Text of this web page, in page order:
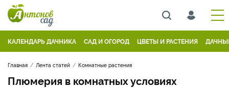
КАЛЕНДАРЬ ДАЧНИКА САД И ОГОРОД ЦВЕТЫ И РАСТЕНИЯ
Главная Лента статей Комнатные растения
Плюмерия в комнатных условиях